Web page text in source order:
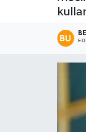
Kültür - Sanat
Haber Arşivi